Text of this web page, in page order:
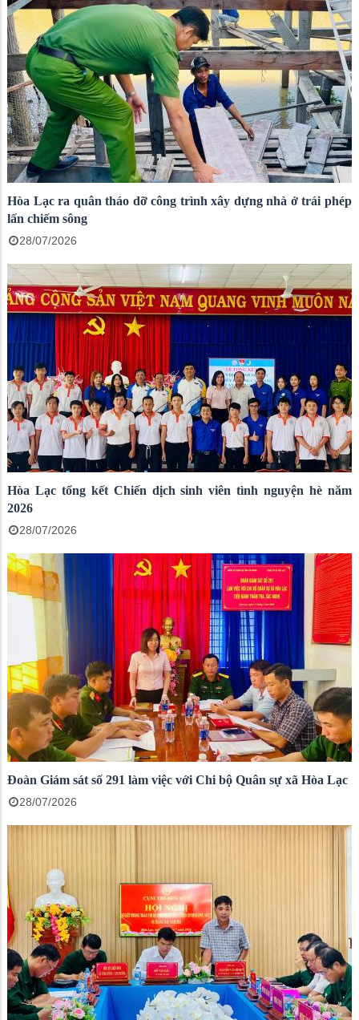
Hòa Lạc ra quân tháo dỡ công trình xây dựng nhà ở trái phép
lấn chiếm sông
28/07/2026
Hòa Lạc tổng kết Chiến dịch sinh viên tình nguyện hè năm
2026
28/07/2026
Đoàn Giám sát số 291 làm việc với Chi bộ Quân sự xã Hòa Lạc
28/07/2026